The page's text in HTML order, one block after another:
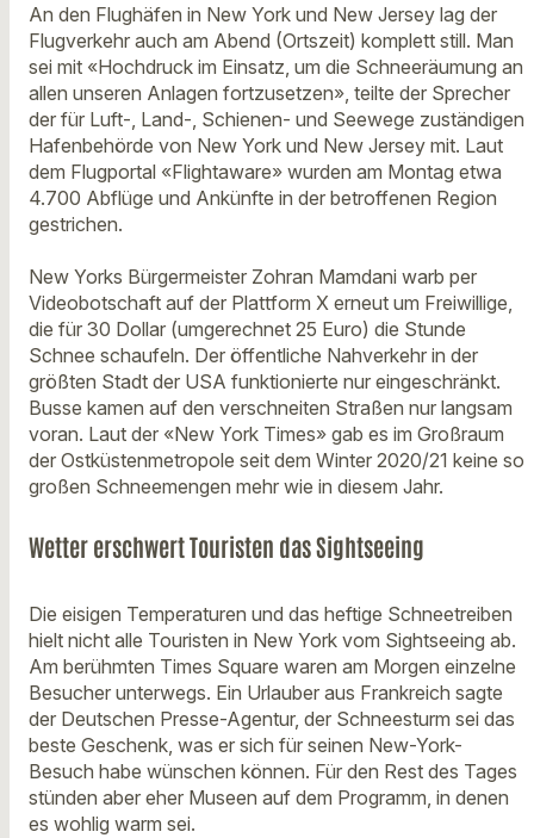
An den Flughäfen in New York und New Jersey lag der
Flugverkehr auch am Abend (Ortszeit) komplett still. Man
sei mit «Hochdruck im Einsatz, um die Schneeräumung an
allen unseren Anlagen fortzusetzen», teilte der Sprecher
der für Luft-, Land-, Schienen- und Seewege zuständigen
Hafenbehörde von New York und New Jersey mit. Laut
dem Flugportal «Flightaware» wurden am Montag etwa
4.700 Abflüge und Ankünfte in der betroffenen Region
gestrichen.
New Yorks Bürgermeister Zohran Mamdani warb per
Videobotschaft auf der Plattform X erneut um Freiwillige,
die für 30 Dollar (umgerechnet 25 Euro) die Stunde
Schnee schaufeln. Der öffentliche Nahverkehr in der
größten Stadt der USA funktionierte nur eingeschränkt.
Busse kamen auf den verschneiten Straßen nur langsam
voran. Laut der «New York Times» gab es im Großraum
der Ostküstenmetropole seit dem Winter 2020/21 keine so
großen Schneemengen mehr wie in diesem Jahr.
Wetter erschwert Touristen das Sightseeing
Die eisigen Temperaturen und das heftige Schneetreiben
hielt nicht alle Touristen in New York vom Sightseeing ab.
Am berühmten Times Square waren am Morgen einzelne
Besucher unterwegs. Ein Urlauber aus Frankreich sagte
der Deutschen Presse-Agentur, der Schneesturm sei das
beste Geschenk, was er sich für seinen New-York-
Besuch habe wünschen können. Für den Rest des Tages
stünden aber eher Museen auf dem Programm, in denen
es wohlig warm sei.